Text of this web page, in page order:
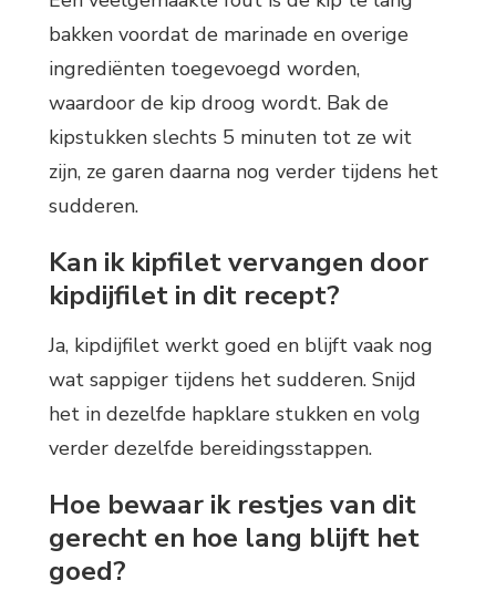
bakken voordat de marinade en overige
ingrediënten toegevoegd worden,
waardoor de kip droog wordt. Bak de
kipstukken slechts 5 minuten tot ze wit
zijn, ze garen daarna nog verder tijdens het
sudderen.
Kan ik kipfilet vervangen door
kipdijfilet in dit recept?
Ja, kipdijfilet werkt goed en blijft vaak nog
wat sappiger tijdens het sudderen. Snijd
het in dezelfde hapklare stukken en volg
verder dezelfde bereidingsstappen.
Hoe bewaar ik restjes van dit
gerecht en hoe lang blijft het
goed?